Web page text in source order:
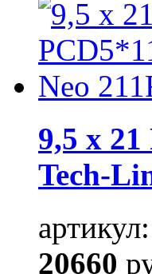
9,5 x
Tech-
20660